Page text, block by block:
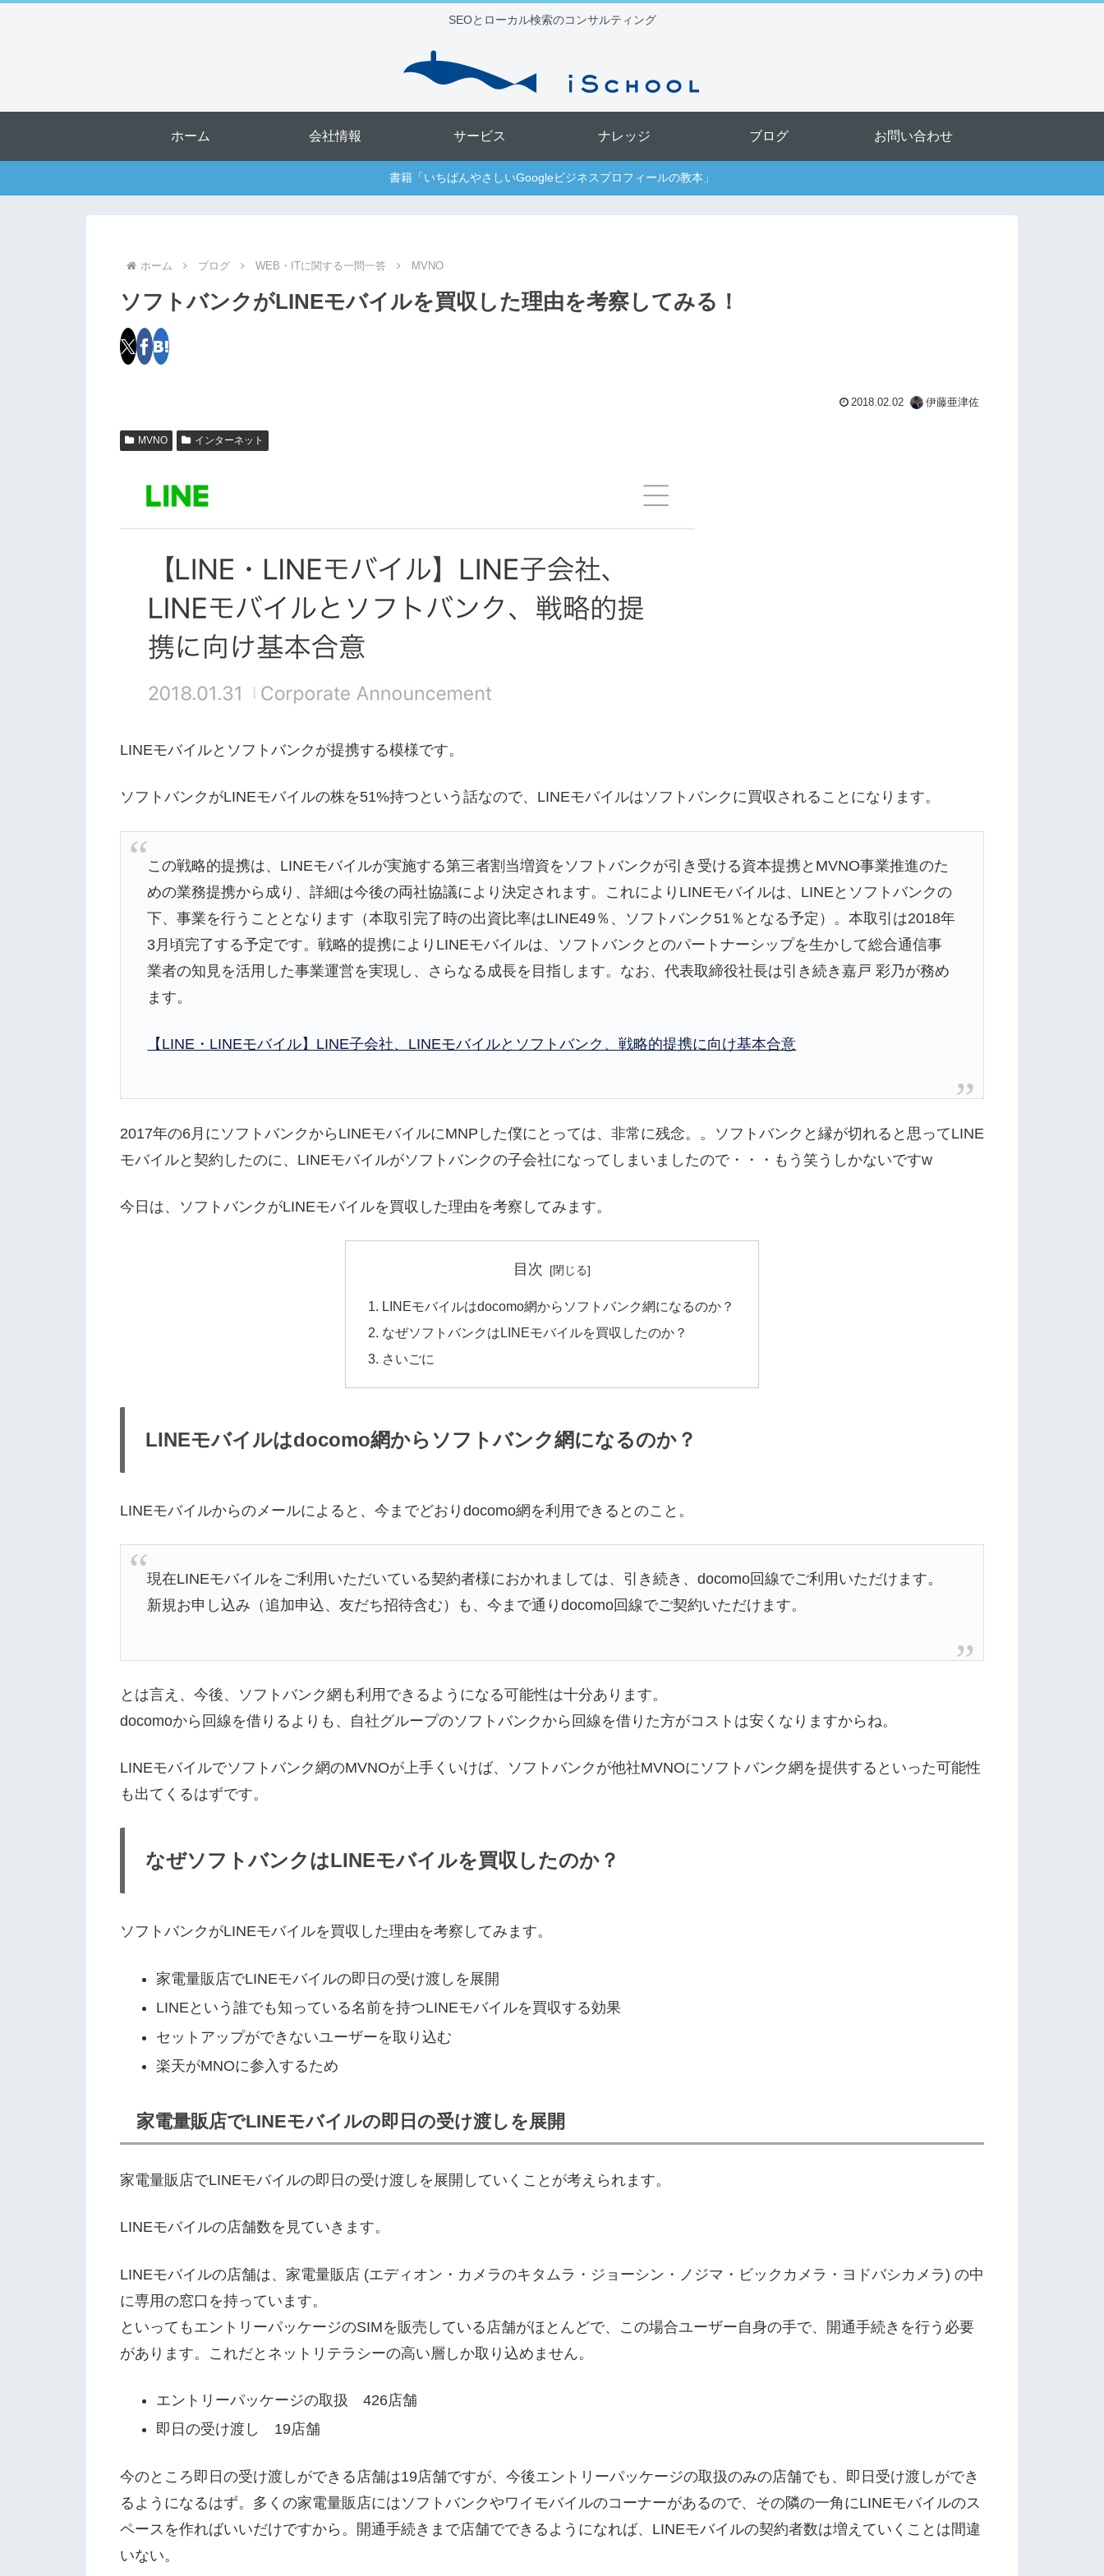
SEOとローカル検索のコンサルティング
ホーム 会社情報 サービス ナレッジ ブログ お問い合わせ
書籍「いちばんやさしいGoogleビジネスプロフィールの教本」
ホーム ブログ WEB・ITに関する一問一答 MVNO
ソフトバンクがLINEモバイルを買収した理由を考察してみる！
2018.02.02 伊藤亜津佐
MVNO インターネット
LINEモバイルとソフトバンクが提携する模様です。
ソフトバンクがLINEモバイルの株を51%持つという話なので、LINEモバイルはソフトバンクに買収されることになります。
この戦略的提携は、LINEモバイルが実施する第三者割当増資をソフトバンクが引き受ける資本提携とMVNO事業推進のた
めの業務提携から成り、詳細は今後の両社協議により決定されます。これによりLINEモバイルは、LINEとソフトバンクの
下、事業を行うこととなります（本取引完了時の出資比率はLINE49％、ソフトバンク51％となる予定）。本取引は2018年
3月頃完了する予定です。戦略的提携によりLINEモバイルは、ソフトバンクとのパートナーシップを生かして総合通信事
業者の知見を活用した事業運営を実現し、さらなる成長を目指します。なお、代表取締役社長は引き続き嘉戸 彩乃が務め
ます。
【LINE・LINEモバイル】LINE子会社、LINEモバイルとソフトバンク、戦略的提携に向け基本合意
2017年の6月にソフトバンクからLINEモバイルにMNPした僕にとっては、非常に残念。。ソフトバンクと縁が切れると思ってLINE
モバイルと契約したのに、LINEモバイルがソフトバンクの子会社になってしまいましたので・・・もう笑うしかないですw
今日は、ソフトバンクがLINEモバイルを買収した理由を考察してみます。
目次
LINEモバイルはdocomo網からソフトバンク網になるのか？
なぜソフトバンクはLINEモバイルを買収したのか？
さいごに
LINEモバイルはdocomo網からソフトバンク網になるのか？
LINEモバイルからのメールによると、今までどおりdocomo網を利用できるとのこと。
現在LINEモバイルをご利用いただいている契約者様におかれましては、引き続き、docomo回線でご利用いただけます。
新規お申し込み（追加申込、友だち招待含む）も、今まで通りdocomo回線でご契約いただけます。
とは言え、今後、ソフトバンク網も利用できるようになる可能性は十分あります。
docomoから回線を借りるよりも、自社グループのソフトバンクから回線を借りた方がコストは安くなりますからね。
LINEモバイルでソフトバンク網のMVNOが上手くいけば、ソフトバンクが他社MVNOにソフトバンク網を提供するといった可能性
も出てくるはずです。
なぜソフトバンクはLINEモバイルを買収したのか？
ソフトバンクがLINEモバイルを買収した理由を考察してみます。
家電量販店でLINEモバイルの即日の受け渡しを展開
LINEという誰でも知っている名前を持つLINEモバイルを買収する効果
セットアップができないユーザーを取り込む
楽天がMNOに参入するため
家電量販店でLINEモバイルの即日の受け渡しを展開
家電量販店でLINEモバイルの即日の受け渡しを展開していくことが考えられます。
LINEモバイルの店舗数を見ていきます。
LINEモバイルの店舗は、家電量販店 (エディオン・カメラのキタムラ・ジョーシン・ノジマ・ビックカメラ・ヨドバシカメラ) の中
に専用の窓口を持っています。
といってもエントリーパッケージのSIMを販売している店舗がほとんどで、この場合ユーザー自身の手で、開通手続きを行う必要
があります。これだとネットリテラシーの高い層しか取り込めません。
エントリーパッケージの取扱 426店舗
即日の受け渡し 19店舗
今のところ即日の受け渡しができる店舗は19店舗ですが、今後エントリーパッケージの取扱のみの店舗でも、即日受け渡しができ
るようになるはず。多くの家電量販店にはソフトバンクやワイモバイルのコーナーがあるので、その隣の一角にLINEモバイルのス
ペースを作ればいいだけですから。開通手続きまで店舗でできるようになれば、LINEモバイルの契約者数は増えていくことは間違
いない。